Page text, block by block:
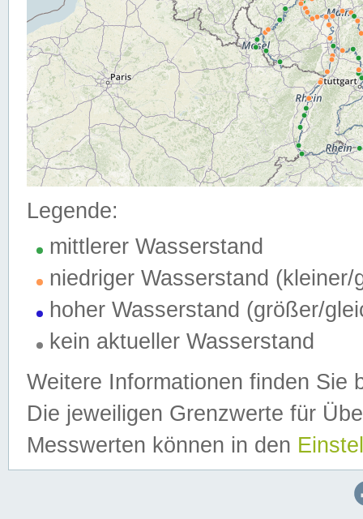
Legende:
mittlerer Wasserstand
niedriger Wasserstand (kleiner/
hoher Wasserstand (größer/
kein aktueller Wasserstand
Weitere Informationen finden Sie
Die jeweiligen Grenzwerte für
Messwerten können in den